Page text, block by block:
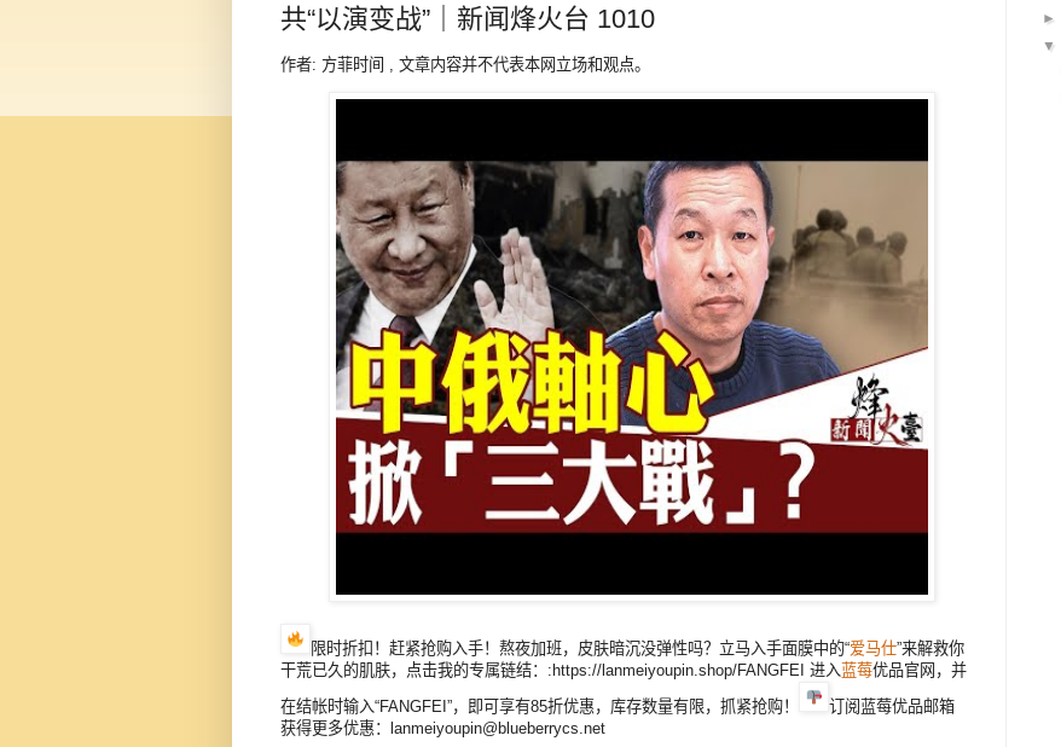
共“以演变战”｜新闻烽火台 1010
作者: 方菲时间 , 文章内容并不代表本网立场和观点。
限时折扣！赶紧抢购入手！熬夜加班，皮肤暗沉没弹性吗？立马入手面膜中的“爱马仕”来解救你
干荒已久的肌肤，点击我的专属链结：:https://lanmeiyoupin.shop/FANGFEI 进入蓝莓优品官网，并
在结帐时输入“FANGFEI”，即可享有85折优惠，库存数量有限，抓紧抢购！
订阅蓝莓优品邮箱
获得更多优惠：lanmeiyoupin@blueberrycs.net
►
▼